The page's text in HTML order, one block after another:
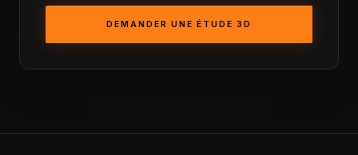
DEMANDER UNE ÉTUDE 3D